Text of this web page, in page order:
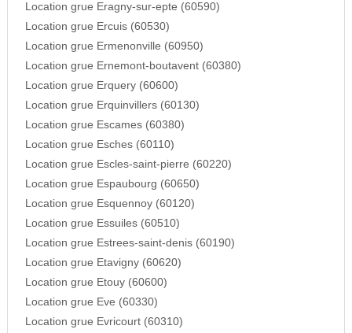
Location grue Eragny-sur-epte (60590)
Location grue Ercuis (60530)
Location grue Ermenonville (60950)
Location grue Ernemont-boutavent (60380)
Location grue Erquery (60600)
Location grue Erquinvillers (60130)
Location grue Escames (60380)
Location grue Esches (60110)
Location grue Escles-saint-pierre (60220)
Location grue Espaubourg (60650)
Location grue Esquennoy (60120)
Location grue Essuiles (60510)
Location grue Estrees-saint-denis (60190)
Location grue Etavigny (60620)
Location grue Etouy (60600)
Location grue Eve (60330)
Location grue Evricourt (60310)